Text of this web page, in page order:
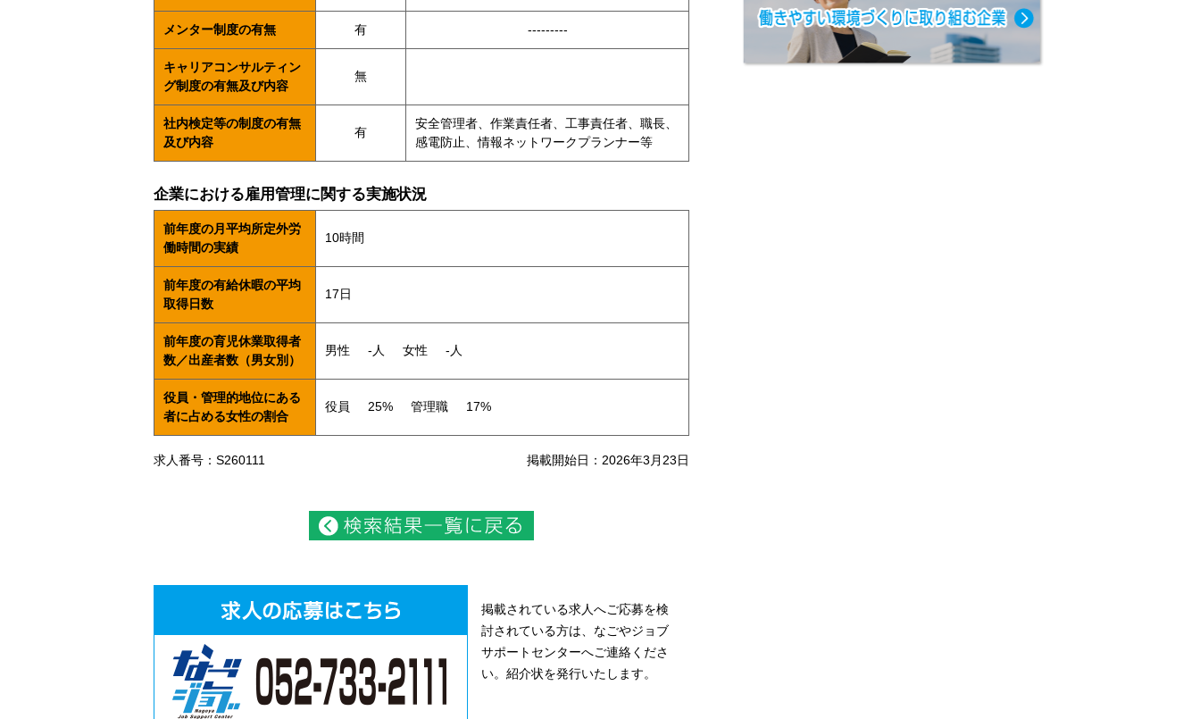
メンター制度の有無 有 ---------
キャリアコンサルティン
グ制度の有無及び内容
無
社内検定等の制度の有無
及び内容
有
安全管理者、作業責任者、工事責任者、職長、
感電防止、情報ネットワークプランナー等
企業における雇用管理に関する実施状況
前年度の月平均所定外労
働時間の実績
10時間
前年度の有給休暇の平均
取得日数
17日
前年度の育児休業取得者
数／出産者数（男女別）
男性 -人 女性 -人
役員・管理的地位にある
者に占める女性の割合
役員 25% 管理職 17%
求人番号：S260111 掲載開始日：2026年3月23日
掲載されている求人へご応募を検
討されている方は、なごやジョブ
サポートセンターへご連絡くださ
い。紹介状を発行いたします。